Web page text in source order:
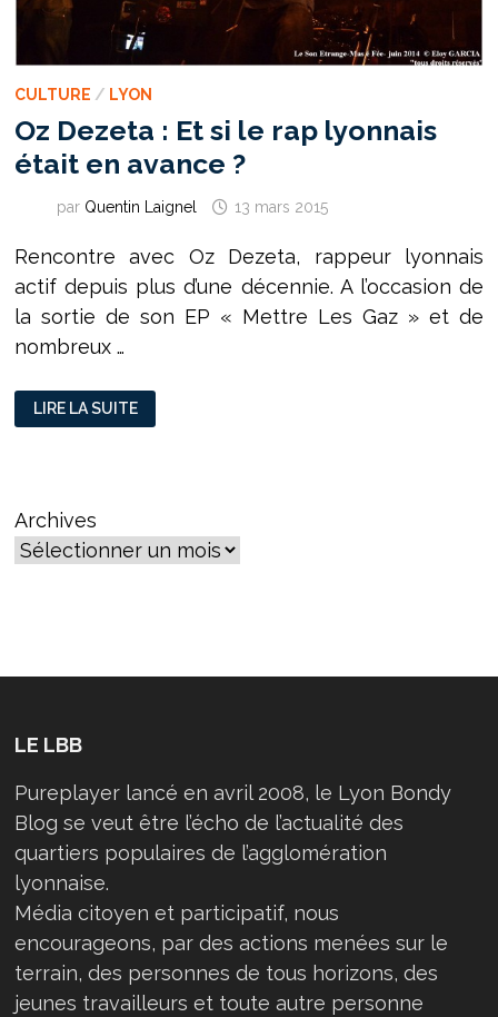
CULTURE / LYON
Oz Dezeta : Et si le rap lyonnais
était en avance ?
par Quentin Laignel 13 mars 2015
Rencontre avec Oz Dezeta, rappeur lyonnais
actif depuis plus d’une décennie. A l’occasion de
la sortie de son EP « Mettre Les Gaz » et de
nombreux …
OZ
DEZETA
:
LYONNAIS
ÉTAIT
EN
AVANCE
?
LIRE LA SUITE
Archives
LE LBB
Pureplayer lancé en avril 2008, le Lyon Bondy
Blog se veut être l’écho de l’actualité des
quartiers populaires de l’agglomération
lyonnaise.
Média citoyen et participatif, nous
encourageons, par des actions menées sur le
terrain, des personnes de tous horizons, des
jeunes travailleurs et toute autre personne